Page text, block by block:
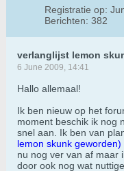
Registratie op:
Berichten: 382
verlanglijst lemon
6 June 2009, 14:41
Hallo allemaal!
Ik ben nieuw op het
moment beschik ik nog
snel aan. Ik ben van
lemon skunk geworden)
nu nog ver van af maar
door ook nog wat